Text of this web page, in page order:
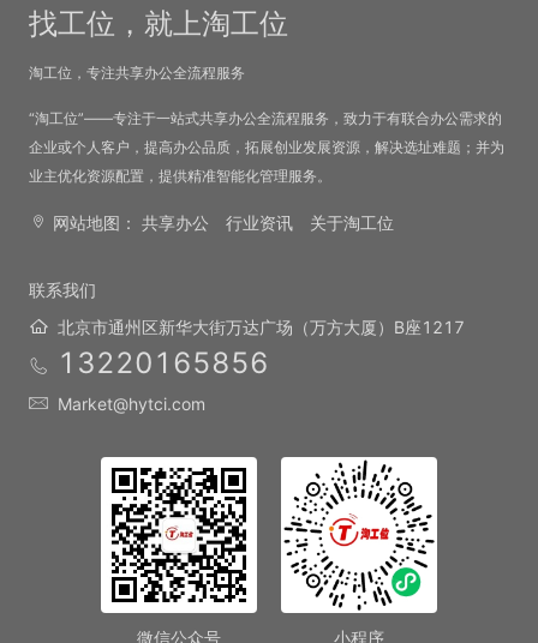
搜宝商务中心-丰台区-马家堡
距离4号线大兴线马家堡站 步行 377 米
会议室
单间
单间
5000 元/月
开放工位
开放工位
1000 元/人·月
找工位，就上淘工位
淘工位，专注共享办公全流程服务
“淘工位”——专注于一站式共享办公全流程服务，致力于有联合办公需求的
企业或个人客户，提高办公品质，拓展创业发展资源，解决选址难题；并为
业主优化资源配置，提供精准智能化管理服务。
网站地图： 共享办公 行业资讯 关于淘工位
联系我们
北京市通州区新华大街万达广场（万方大厦）B座1217
13220165856
Market@hytci.com
微信公众号 小程序